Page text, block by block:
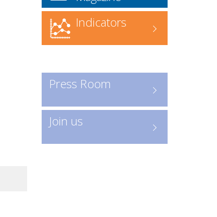
Commander l'annuaire
www.forgefonderie.org/fr/la-
federation/rechercher-une-
entreprise-forge-fonderie/contact
directement à l’annuaire numérique
Consulter les entreprises :
Un outil indispensable pour
découvrir les acteurs clés de la
Indicators
Press Room
Join us